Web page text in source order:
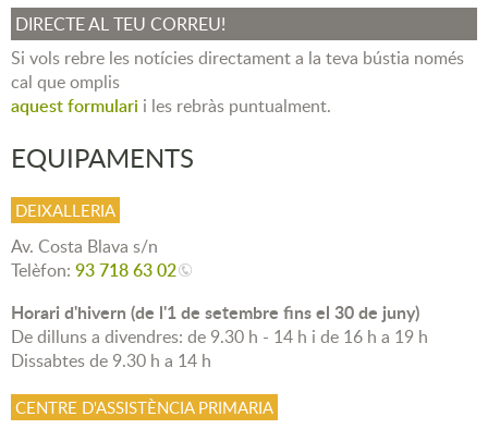
DIRECTE AL TEU CORREU!
Si vols rebre les notícies directament a la teva bústia només
cal que omplis
aquest formulari i les rebràs puntualment.
EQUIPAMENTS
DEIXALLERIA
Av. Costa Blava s/n
Telèfon: 93 718 63 02
Horari d'hivern (de l'1 de setembre fins el 30 de juny)
De dilluns a divendres: de 9.30 h - 14 h i de 16 h a 19 h
Dissabtes de 9.30 h a 14 h
CENTRE D'ASSISTÈNCIA PRIMARIA